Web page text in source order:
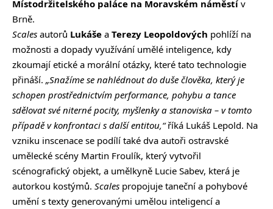
Místodržitelského paláce na Moravském náměstí v
Brně.
Scales autorů Lukáše a Terezy Leopoldových pohlíží na
možnosti a dopady využívání umělé inteligence, kdy
zkoumají etické a morální otázky, které tato technologie
přináší. „Snažíme se nahlédnout do duše člověka, který je
schopen prostřednictvím performance, pohybu a tance
sdělovat své niterné pocity, myšlenky a stanoviska – v tomto
případě v konfrontaci s další entitou,“říká Lukáš Lepold. Na
vzniku inscenace se podílí také dva autoři ostravské
umělecké scény Martin Froulík, který vytvořil
scénografický objekt, a umělkyně Lucie Sabev, která je
autorkou kostýmů. Scales propojuje taneční a pohybové
umění s texty generovanými umělou inteligencí a